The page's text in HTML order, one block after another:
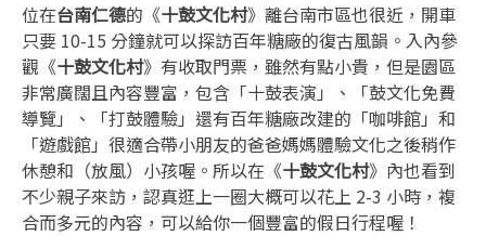
位在台南仁德的《十鼓文化村》離台南市區也很近，開車
只要 10-15 分鐘就可以探訪百年糖廠的復古風韻。入內參
觀《十鼓文化村》有收取門票，雖然有點小貴，但是園區
非常廣闊且內容豐富，包含「十鼓表演」、「鼓文化免費
導覽」、「打鼓體驗」還有百年糖廠改建的「咖啡館」和
「遊戲館」很適合帶小朋友的爸爸媽媽體驗文化之後稍作
休憩和（放風）小孩喔。所以在《十鼓文化村》內也看到
不少親子來訪，認真逛上一圈大概可以花上 2-3 小時，複
合而多元的內容，可以給你一個豐富的假日行程喔！